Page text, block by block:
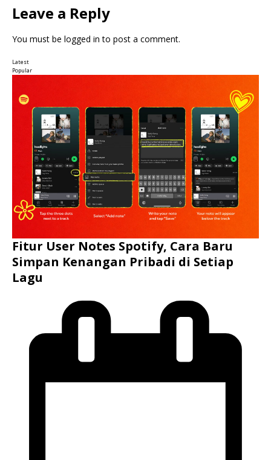
Leave a Reply
You must be logged in to post a comment.
Latest
Popular
Fitur User Notes Spotify, Cara Baru
Simpan Kenangan Pribadi di Setiap
Lagu